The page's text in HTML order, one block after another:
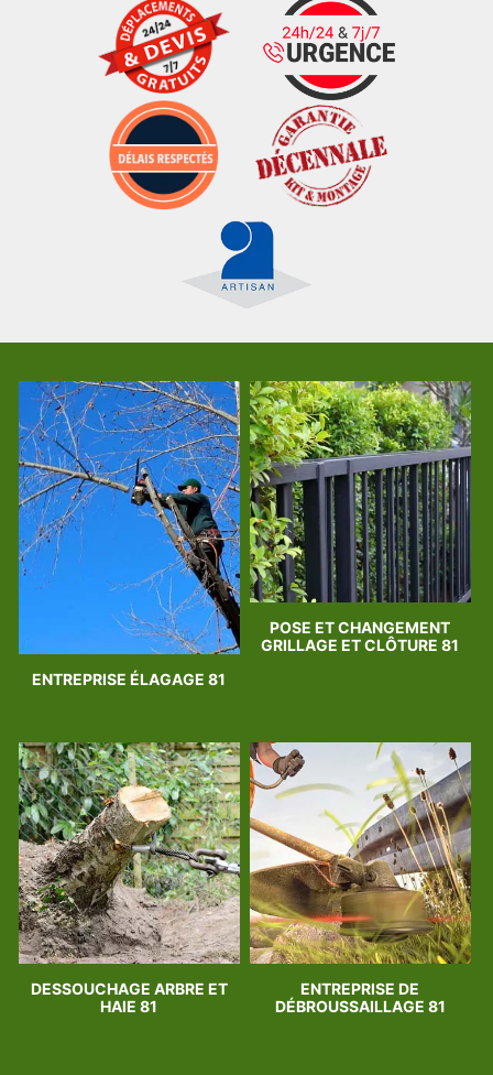
ENTREPRISE ÉLAGAGE 81
POSE ET CHANGEMENT
GRILLAGE ET CLÔTURE 81
DESSOUCHAGE ARBRE ET
HAIE 81
ENTREPRISE DE
DÉBROUSSAILLAGE 81